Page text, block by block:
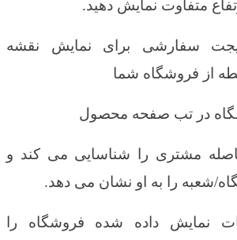
متفاوت نمایش دهید.
سفارشی برای نمایش نقشه
از فروشگاه شما
در تب صفحه محصول
مشتری را شناسایی می کند و
شعبه را به او نشان می دهد.
نمایش داده شده فروشگاه را